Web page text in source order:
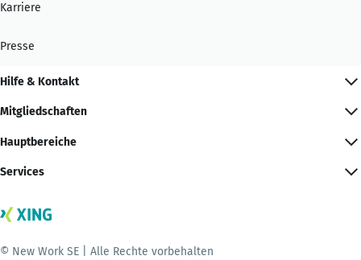
Karriere
Presse
Hilfe & Kontakt
Mitgliedschaften
Hauptbereiche
Services
© New Work SE | Alle Rechte vorbehalten